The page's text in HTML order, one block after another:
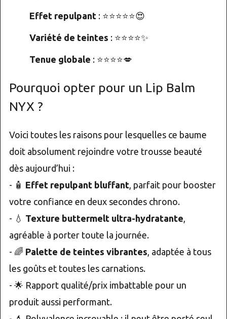
Effet repulpant: ⭐⭐⭐⭐⭐😍
Variété de teintes : ⭐⭐⭐⭐✨
Tenue globale : ⭐⭐⭐⭐💋
Pourquoi opter pour un Lip Balm
NYX ?
Voici toutes les raisons pour lesquelles ce baume
doit absolument rejoindre votre trousse beauté
dès aujourd’hui :
- 🧴 Effet repulpant bluffant, parfait pour booster
votre confiance en deux secondes chrono.
- 💧 Texture buttermelt ultra-hydratante,
agréable à porter toute la journée.
- 🌈 Palette de teintes vibrantes, adaptée à tous
les goûts et toutes les carnations.
- 🌟 Rapport qualité/prix imbattable pour un
produit aussi performant.